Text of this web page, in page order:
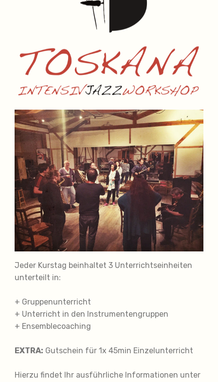
Jeder Kurstag beinhaltet 3 Unterrichtseinheiten
unterteilt in:
+ Gruppenunterricht
+ Unterricht in den Instrumentengruppen
+ Ensemblecoaching
EXTRA: Gutschein für 1x 45min Einzelunterricht
Hierzu findet Ihr ausführliche Informationen unter